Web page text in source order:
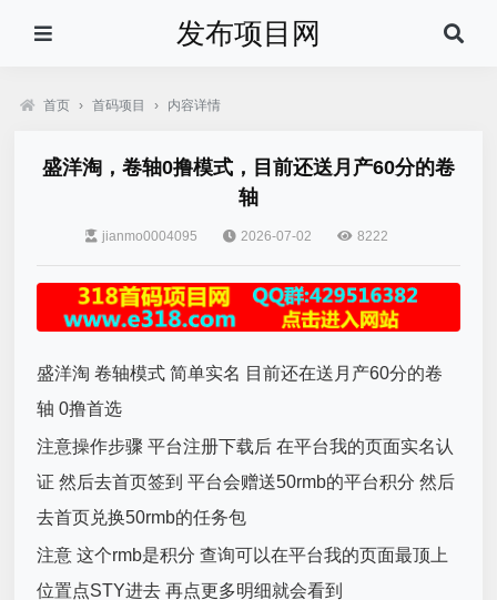
发布项目网
首页 › 首码项目 › 内容详情
盛洋淘，卷轴0撸模式，目前还送月产60分的卷
轴
jianmo0004095 2026-07-02 8222
盛洋淘 卷轴模式 简单实名 目前还在送月产60分的卷
轴 0撸首选
注意操作步骤 平台注册下载后 在平台我的页面实名认
证 然后去首页签到 平台会赠送50rmb的平台积分 然后
去首页兑换50rmb的任务包
注意 这个rmb是积分 查询可以在平台我的页面最顶上
位置点STY进去 再点更多明细就会看到